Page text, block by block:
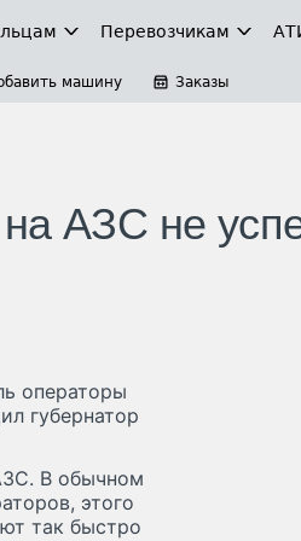
Перевозчикам
машину Заказы
на АЗС не
операторы
губернатор
В обычном
этого
так быстро